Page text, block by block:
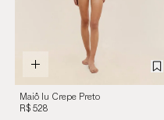
Maiô Iu Crepe Preto
R$ 528